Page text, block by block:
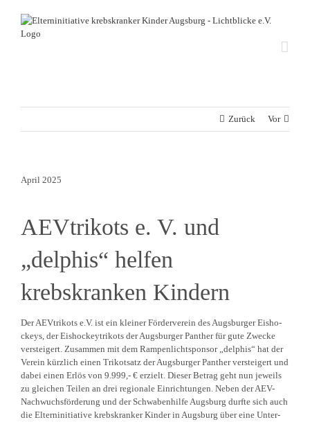
springen
Zurück Vor
April 2025
AEVtrikots e. V. und
„delphis“ helfen
krebskranken Kindern
Der AEVtrikots e.V. ist ein kleiner Förder­verein des Augsburger Eisho­
ckeys, der Eisho­ckey­trikots der Augsburger Panther für gute Zwecke
versteigert. Zusammen mit dem Rampen­licht­sponsor „delphis“ hat der
Verein kürzlich einen Trikotsatz der Augsburger Panther versteigert und
dabei einen Erlös von 9.999,- € erzielt. Dieser Betrag geht nun jeweils
zu gleichen Teilen an drei regionale Einrich­tungen. Neben der AEV-
Nachwuchs­för­derung und der Schwa­ben­hilfe Augsburg durfte sich auch
die Eltern­in­itiative krebs­kranker Kinder in Augsburg über eine Unter­